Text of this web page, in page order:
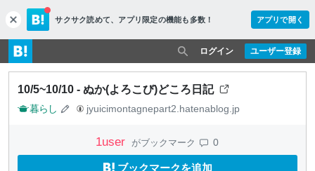
c
l
o
s
e
サクサク読めて、 アプリ限定の機能も多数！ アプリで開く
ユーザー登録
ログイン
10/5~10/10 - ぬか(よろこび)どころ日記
暮らし jyuicimontagnepart2.hatenablog.jp
1user がブックマーク 0
ブックマークを追加